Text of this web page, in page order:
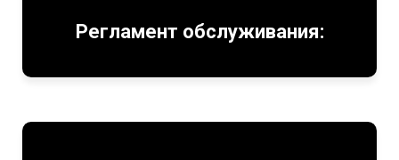
Регламент обслуживания: